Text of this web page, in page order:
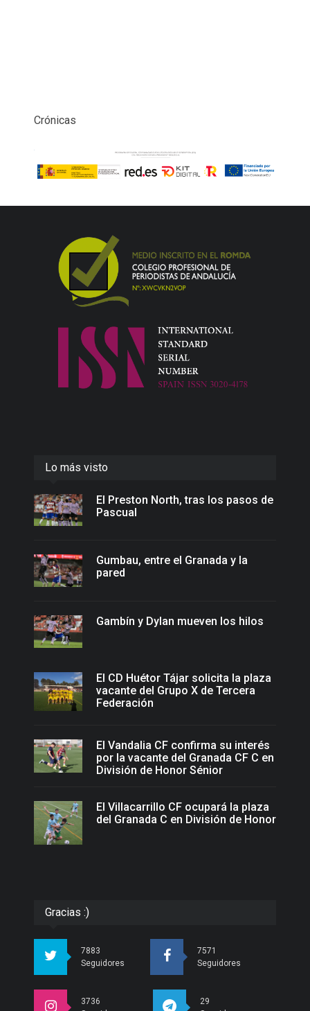
Crónicas
Lo más visto
El Preston North, tras los pasos de
Pascual
Gumbau, entre el Granada y la
pared
Gambín y Dylan mueven los hilos
El CD Huétor Tájar solicita la plaza
vacante del Grupo X de Tercera
Federación
El Vandalia CF confirma su interés
por la vacante del Granada CF C en
División de Honor Sénior
El Villacarrillo CF ocupará la plaza
del Granada C en División de Honor
Gracias :)
7883
Seguidores
7571
Seguidores
3736
29